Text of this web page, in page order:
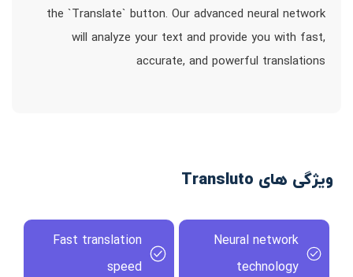
the `Translate` button. Our advanced neural network
will analyze your text and provide you with fast,
accurate, and powerful translations
ویژگی های Transluto
Neural network
technology
Fast translation
speed